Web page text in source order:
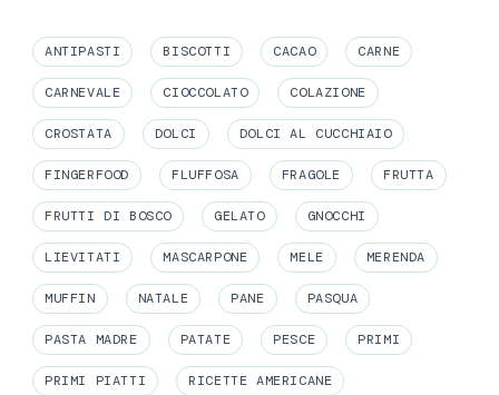
ANTIPASTI BISCOTTI CACAO CARNE
CARNEVALE CIOCCOLATO COLAZIONE
CROSTATA DOLCI DOLCI AL CUCCHIAIO
FINGERFOOD FLUFFOSA FRAGOLE FRUTTA
FRUTTI DI BOSCO GELATO GNOCCHI
LIEVITATI MASCARPONE MELE MERENDA
MUFFIN NATALE PANE PASQUA
PASTA MADRE PATATE PESCE PRIMI
PRIMI PIATTI RICETTE AMERICANE